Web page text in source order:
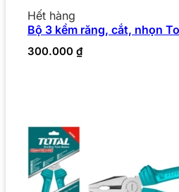
Hết hàng
Bộ 3 kềm răng, cắt, nhọn
300.000 ₫